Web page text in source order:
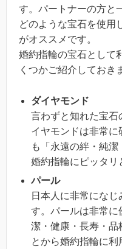
す。パートナーの方と
どのような宝石を使用
がオススメです。
婚約指輪の宝石として
くつかご紹介しておき
ダイヤモンド
言わずと知れた宝石
イヤモンドは非常
も「永遠の絆・純潔
婚約指輪にピッタリ
パール
日本人に非常にな
す。パールは非常に
潔・健康・長寿・品
とから婚約指輪に利